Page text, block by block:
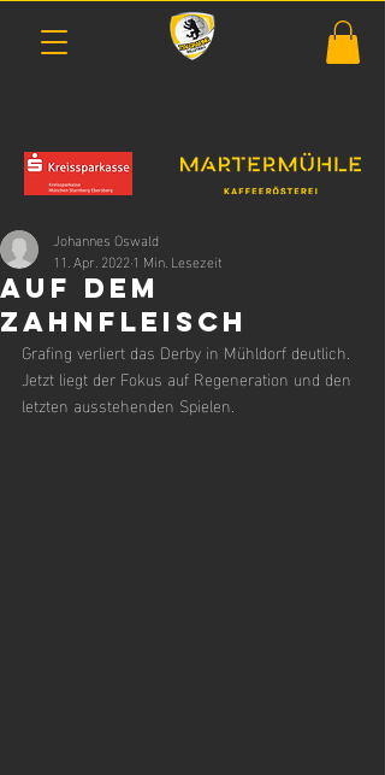
Auf dem
Zahnfleisch
Johannes Oswald
11. Apr. 20221 Min. Lesezeit
Grafing verliert das Derby in Mühldorf deutlich.
Jetzt liegt der Fokus auf Regeneration und den
letzten ausstehenden Spielen.